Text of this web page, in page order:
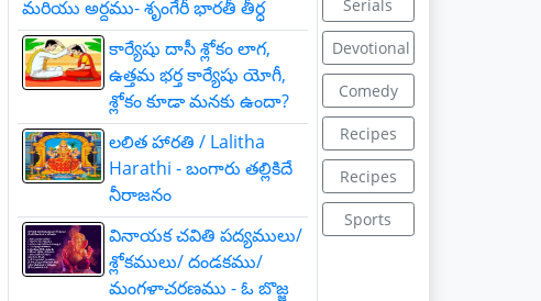
మరియు అర్దము- శృంగేరీ భారతీ తీర్ధ
కార్యేషు దాసీ శ్లోకం లాగ,
ఉత్తమ భర్త కార్యేషు యోగీ,
శ్లోకం కూడా మనకు ఉందా?
లలిత హారతి / Lalitha
Harathi - బంగారు తల్లికిదే
నీరాజనం
వినాయక చవితి పద్యములు/
శ్లోకములు/ దండకము/
మంగళాచరణము - ఓ బొజ్జ
Serials
Devotional
Comedy
Recipes
Recipes
Sports